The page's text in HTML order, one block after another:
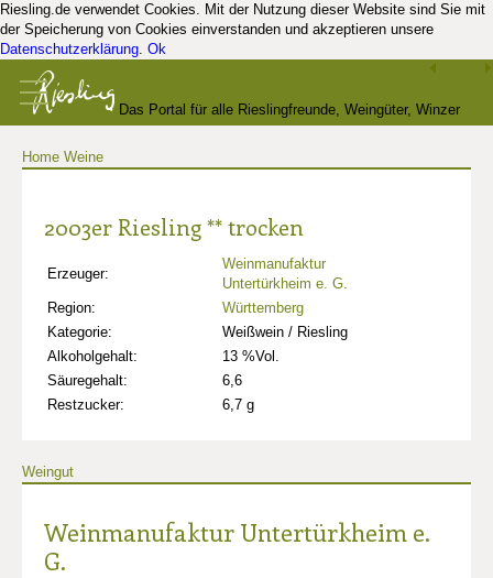
Riesling.de verwendet Cookies. Mit der Nutzung dieser Website sind Sie mit
der Speicherung von Cookies einverstanden und akzeptieren unsere
Datenschutzerklärung. Ok
Das Portal für alle Rieslingfreunde, Weingüter, Winzer
Home Weine
2003er Riesling ** trocken
Erzeuger:
Weinmanufaktur
Untertürkheim e. G.
Region:
Württemberg
Kategorie:
Weißwein / Riesling
Alkoholgehalt:
13 %Vol.
Säuregehalt:
6,6
Restzucker:
6,7 g
Weingut
Weinmanufaktur Untertürkheim e.
G.